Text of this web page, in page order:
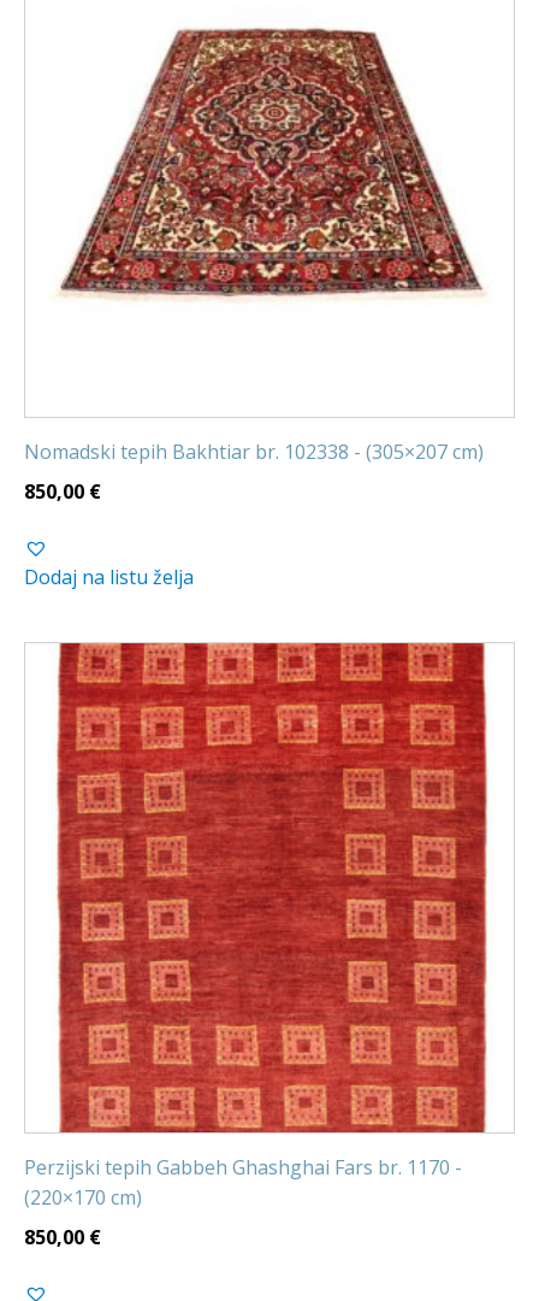
Nomadski tepih Bakhtiar br. 102338 - (305×207 cm)
850,00 €
Dodaj na listu želja
Perzijski tepih Gabbeh Ghashghai Fars br. 1170 -
(220×170 cm)
850,00 €